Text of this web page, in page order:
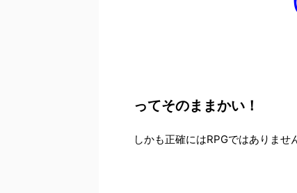
ってそのままかい！
しかも正確にはRPGではありませ